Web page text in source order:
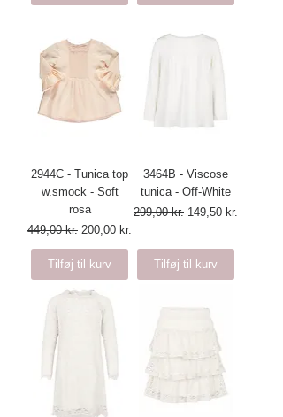
2944C - Tunica top
w.smock - Soft
rosa
Regulær pris
449,00 kr. Salgspris
200,00 kr.
Tilføj til kurv
3464B - Viscose
tunica - Off-White
Regulær pris
299,00 kr. Salgspris
149,50 kr.
Tilføj til kurv